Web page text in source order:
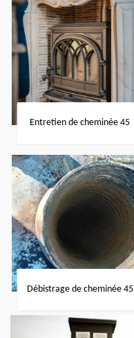
Entretien de cheminée 45
Débistrage de cheminée 45